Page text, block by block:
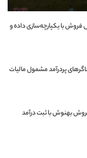
فروش با یکپارچه‌سازی داده و
پردرآمد مشمول مالیات
فروش بهنوش با ثبت درآمد